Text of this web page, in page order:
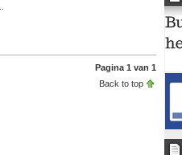
Pagina 1 van 1
Back to top